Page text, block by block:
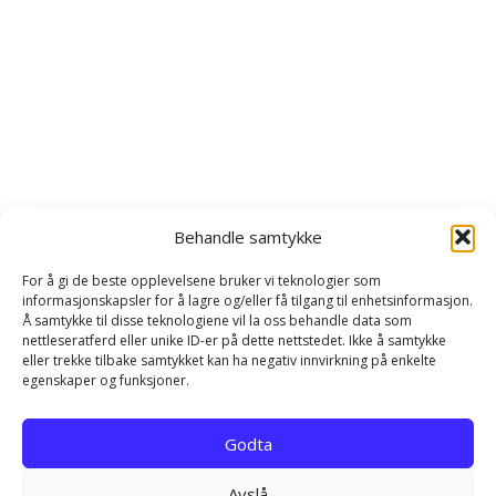
Behandle samtykke
For å gi de beste opplevelsene bruker vi teknologier som
informasjonskapsler for å lagre og/eller få tilgang til enhetsinformasjon.
Å samtykke til disse teknologiene vil la oss behandle data som
nettleseratferd eller unike ID-er på dette nettstedet. Ikke å samtykke
eller trekke tilbake samtykket kan ha negativ innvirkning på enkelte
egenskaper og funksjoner.
Godta
Hjem Kontakt
Personvernerklæring
Infokapsel-erklæring (EU)